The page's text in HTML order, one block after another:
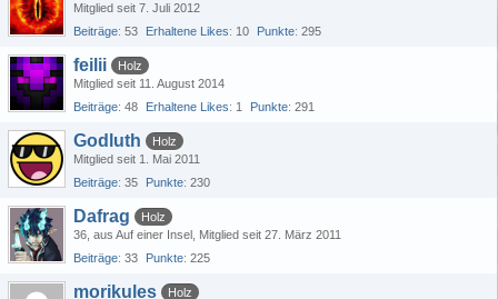
Mitglied seit 7. Juli 2012
Beiträge 53 Erhaltene Likes 10 Punkte 295
feilii
Holz
Mitglied seit 11. August 2014
Beiträge 48 Erhaltene Likes 1 Punkte 291
Godluth
Holz
Mitglied seit 1. Mai 2011
Beiträge 35 Punkte 230
Dafrag
Holz
36 aus Auf einer Insel Mitglied seit 27. März 2011
Beiträge 33 Punkte 225
morikules
Holz